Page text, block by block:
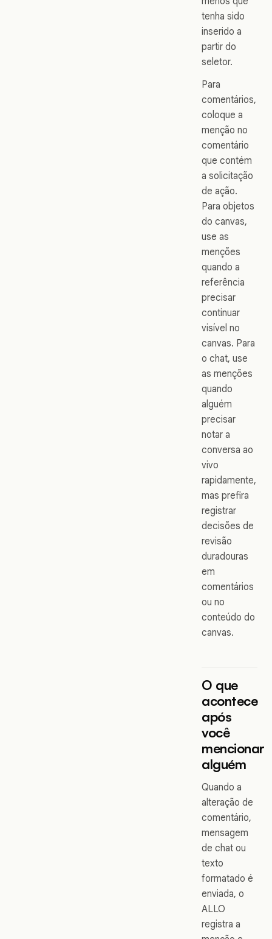
tenha sido
inserido a
partir do
seletor.
Para
comentários,
coloque a
menção no
comentário
que contém
a solicitação
de ação.
Para objetos
do canvas,
use as
menções
quando a
referência
precisar
continuar
visível no
canvas. Para
o chat, use
as menções
quando
alguém
precisar
notar a
conversa ao
vivo
rapidamente,
mas prefira
registrar
decisões de
revisão
duradouras
em
comentários
ou no
conteúdo do
canvas.
O que
acontece
após
você
mencionar
alguém
Quando a
alteração de
comentário,
mensagem
de chat ou
texto
formatado é
enviada, o
ALLO
registra a